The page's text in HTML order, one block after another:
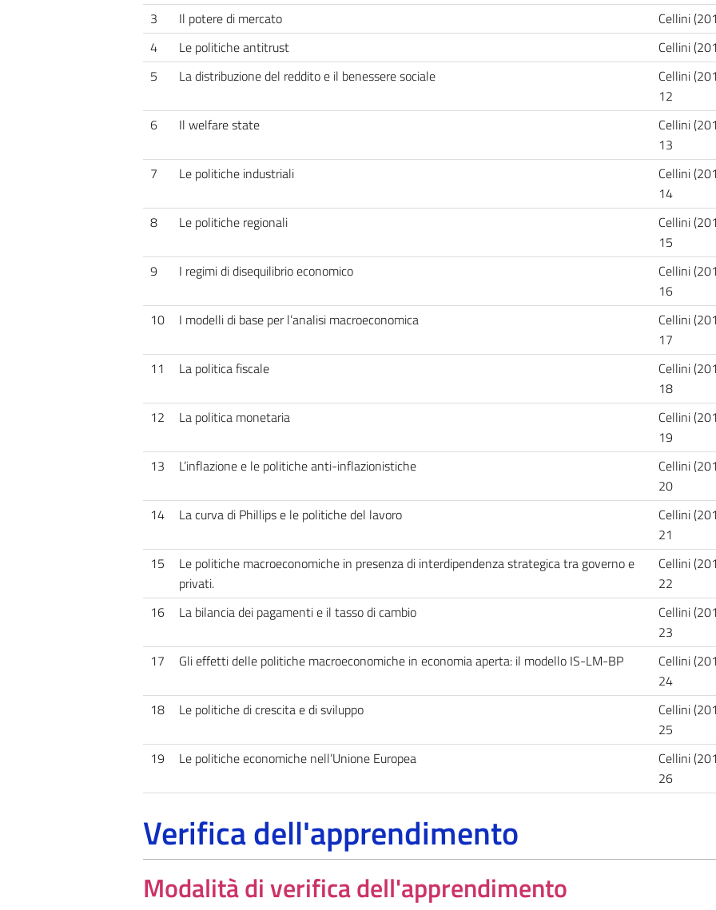
3
Il potere di mercato
Cellini
4
Le politiche antitrust
Cellini
5
La distribuzione del reddito e il benessere sociale
Cellini
12
6
Il welfare state
Cellini
13
7
Le politiche industriali
Cellini
14
8
Le politiche regionali
Cellini
15
9
I regimi di disequilibrio economico
Cellini
16
10
I modelli di base per l’analisi macroeconomica
Cellini
17
11
La politica fiscale
Cellini
18
12
La politica monetaria
Cellini
19
13
L’inflazione e le politiche anti-inflazionistiche
Cellini
20
14
La curva di Phillips e le politiche del lavoro
Cellini
21
15
Le politiche macroeconomiche in presenza di interdipendenza strategica tra governo e
privati.
Cellini
22
16
La bilancia dei pagamenti e il tasso di cambio
Cellini
23
17
Gli effetti delle politiche macroeconomiche in economia aperta: il modello IS-LM-BP
Cellini
24
18
Le politiche di crescita e di sviluppo
Cellini
25
19
Le politiche economiche nell’Unione Europea
Cellini
26
Verifica dell'apprendimento
Modalità di verifica dell'apprendimento